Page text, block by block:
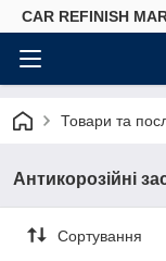
CAR REFINISH
Товари та
Антикорозійні
Сортування